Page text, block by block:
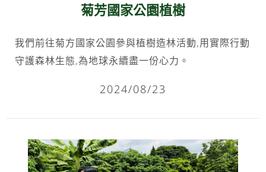
菊芳國家公園植樹
我們前往菊方國家公園參與植樹造林活動,用實際行動
守護森林生態,為地球永續盡一份心力。
2024/08/23